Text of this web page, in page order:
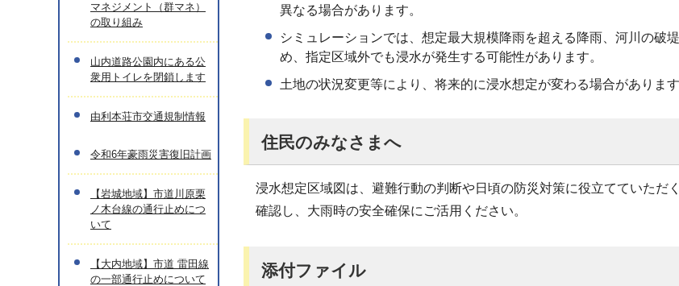
異なる場合があります。
シミュレーションでは、想定最大規模降雨を超える降雨、河川の破
め、指定区域外でも浸水が発生する可能性があります。
土地の状況変更等により、将来的に浸水想定が変わる場合があります
住民のみなさまへ
浸水想定区域図は、避難行動の判断や日頃の防災対策に役立てていただ
確認し、大雨時の安全確保にご活用ください。
添付ファイル
マネジメント（群マネ）
の取り組み
山内道路公園内にある公
衆用トイレを閉鎖します
由利本荘市交通規制情報
令和6年豪雨災害復旧計画
【岩城地域】市道川原栗
ノ木台線の通行止めにつ
いて
【大内地域】市道 雷田線
の一部通行止めについて